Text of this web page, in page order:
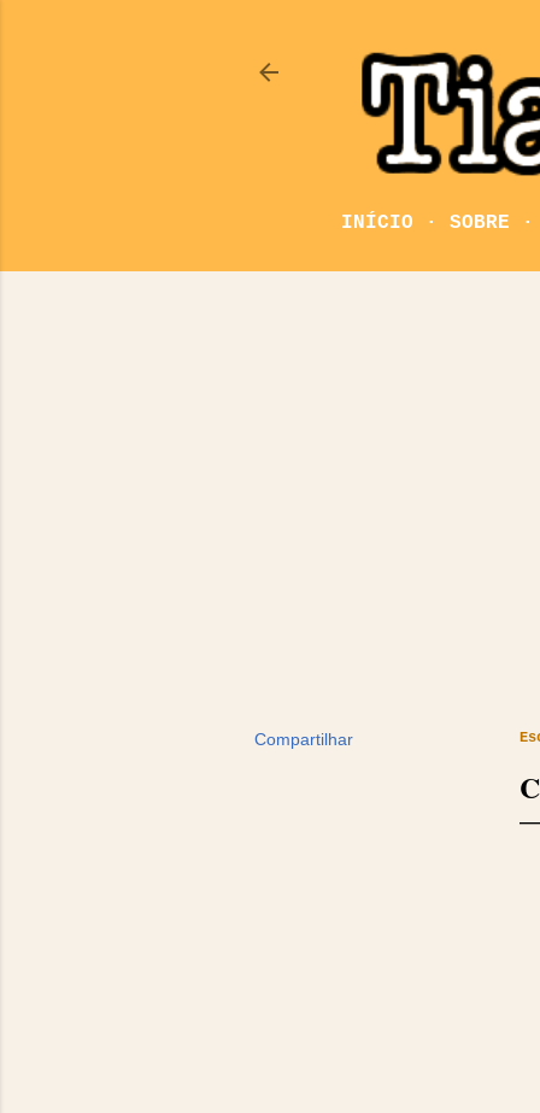
INÍCIO SOBRE
Compartilhar